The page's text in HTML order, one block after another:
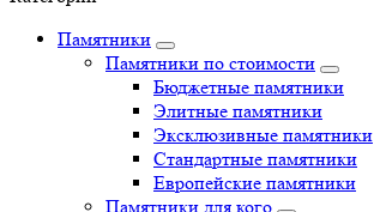
Памятники
Памятники по стоимости
Бюджетные памятники
Элитные памятники
Эксклюзивные памятники
Стандартные памятники
Европейские памятники
Памятники для кого